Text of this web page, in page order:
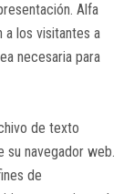
Alfa
a los visitantes a
necesaria para
de texto
navegador web.
de